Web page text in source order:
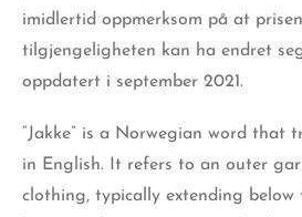
imidlertid oppmerksom på at
tilgjengeligheten kan ha endret
oppdatert i september 2021.
“Jakke” is a Norwegian word that
in English. It refers to an outer
clothing, typically extending